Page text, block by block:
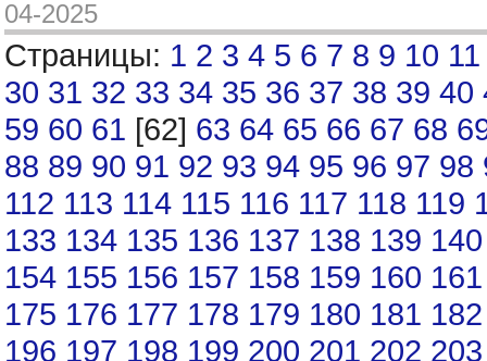
04-2025
Страницы: 1 2 3 4 5 6 7 8 9 10 11
30 31 32 33 34 35 36 37 38 39 40
59 60 61 [62] 63 64 65 66 67 68
88 89 90 91 92 93 94 95 96 97 98
112 113 114 115 116 117 118 119
133 134 135 136 137 138 139 140
154 155 156 157 158 159 160 161
175 176 177 178 179 180 181 182
196 197 198 199 200 201 202 203